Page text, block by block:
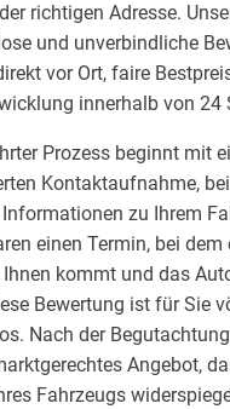
richtigen Adresse.
und unverbindliche
vor Ort, faire
innerhalb von 24
Prozess beginnt mit
Kontaktaufnahme,
zu Ihrem
einen Termin, bei dem
Ihnen kommt und das
Bewertung ist für Sie
Nach der
Angebot,
Fahrzeugs